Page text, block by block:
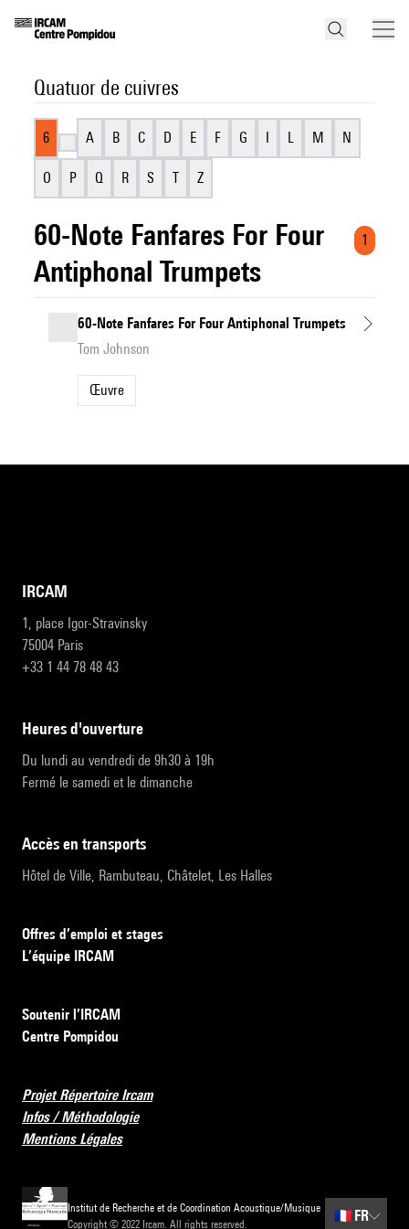
Quatuor de cuivres
6 A B C D E F G I L M N
O P Q R S T Z
60-Note Fanfares For Four
Antiphonal Trumpets
1
60-Note Fanfares For Four Antiphonal Trumpets
Tom Johnson
Œuvre
IRCAM
1, place Igor-Stravinsky
75004 Paris
+33 1 44 78 48 43
heures d'ouverture
Du lundi au vendredi de 9h30 à 19h
Fermé le samedi et le dimanche
accès en transports
Hôtel de Ville, Rambuteau, Châtelet, Les Halles
Offres d’emploi et stages
L’équipe IRCAM
Soutenir l’IRCAM
Centre Pompidou
Projet Répertoire Ircam
Infos / Méthodologie
Mentions Légales
Institut de Recherche et de Coordination Acoustique/Musique
Copyright © 2022 Ircam. All rights reserved.
🇫🇷 FR